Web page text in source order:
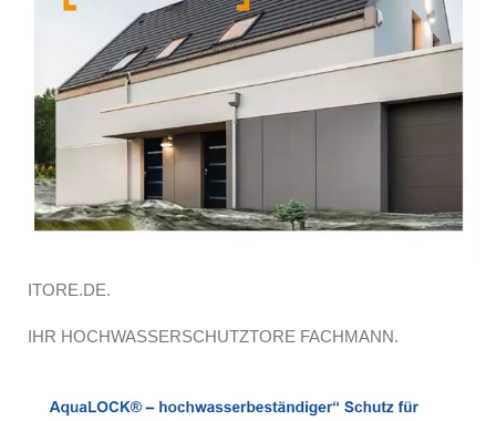
ITORE.DE.
IHR HOCHWASSERSCHUTZTORE FACHMANN.